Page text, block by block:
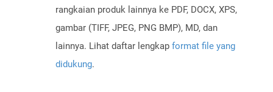
rangkaian produk lainnya ke PDF, DOCX, XPS,
gambar (TIFF, JPEG, PNG BMP), MD, dan
lainnya. Lihat daftar lengkap format file yang
didukung.